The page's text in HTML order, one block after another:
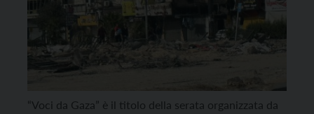
“Voci da Gaza” è il titolo della serata organizzata da